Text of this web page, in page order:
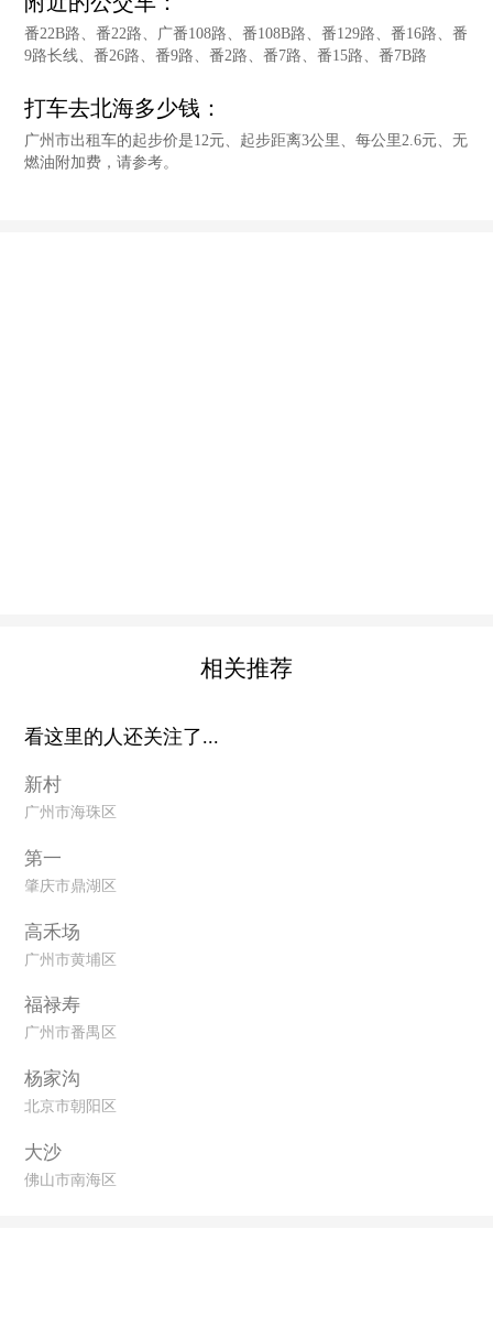
番22B路、番22路、广番108路、番108B路、番129路、番16路、番
9路长线、番26路、番9路、番2路、番7路、番15路、番7B路
打车去北海多少钱：
广州市出租车的起步价是12元、起步距离3公里、每公里2.6元、无
燃油附加费，请参考。
相关推荐
看这里的人还关注了...
新村
广州市海珠区
第一
肇庆市鼎湖区
高禾场
广州市黄埔区
福禄寿
广州市番禺区
杨家沟
北京市朝阳区
大沙
佛山市南海区